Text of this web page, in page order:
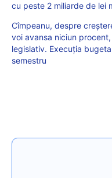
cu peste 2 miliarde de lei
Cîmpeanu, despre
voi avansa niciun
legislativ. Execuția
semestru